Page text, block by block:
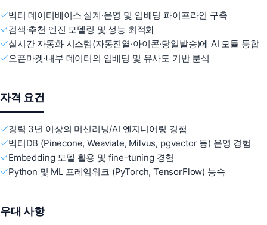
벡터 데이터베이스 설계·운영 및 임베딩 파이프라인 구축
검색·추천 엔진 모델링 및 성능 최적화
실시간 자동화 시스템(자동진열·아이콘·당일발송)에 AI 모듈 통합
오픈마켓·내부 데이터의 임베딩 및 유사도 기반 분석
자격 요건
경력 3년 이상의 머신러닝/AI 엔지니어링 경험
벡터DB (Pinecone, Weaviate, Milvus, pgvector 등) 운영 경험
Embedding 모델 활용 및 fine-tuning 경험
Python 및 ML 프레임워크 (PyTorch, TensorFlow) 능숙
우대 사항